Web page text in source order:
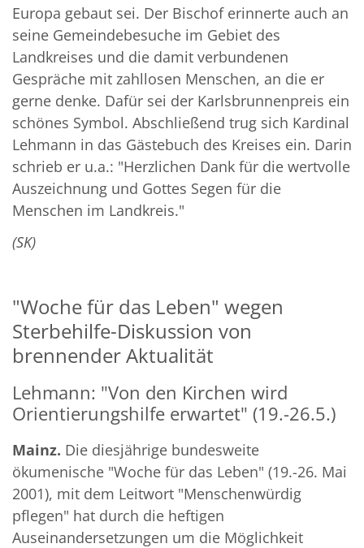
Europa gebaut sei. Der Bischof erinnerte auch an
seine Gemeindebesuche im Gebiet des
Landkreises und die damit verbundenen
Gespräche mit zahllosen Menschen, an die er
gerne denke. Dafür sei der Karlsbrunnenpreis ein
schönes Symbol. Abschließend trug sich Kardinal
Lehmann in das Gästebuch des Kreises ein. Darin
schrieb er u.a.: "Herzlichen Dank für die wertvolle
Auszeichnung und Gottes Segen für die
Menschen im Landkreis."
(SK)
"Woche für das Leben" wegen
Sterbehilfe-Diskussion von
brennender Aktualität
Lehmann: "Von den Kirchen wird
Orientierungshilfe erwartet" (19.-26.5.)
Mainz. Die diesjährige bundesweite
ökumenische "Woche für das Leben" (19.-26. Mai
2001), mit dem Leitwort "Menschenwürdig
pflegen" hat durch die heftigen
Auseinandersetzungen um die Möglichkeit